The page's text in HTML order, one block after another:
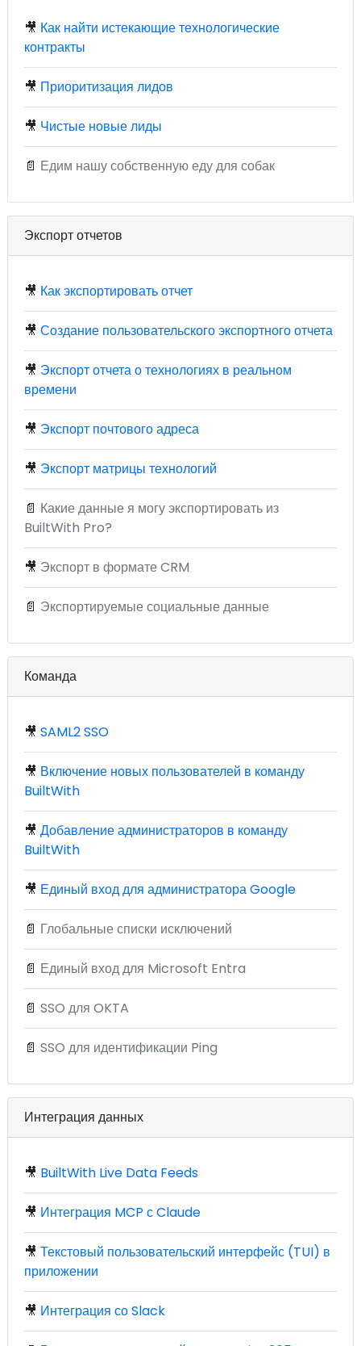
🎥 Как найти истекающие технологические
контракты
🎥 Приоритизация лидов
🎥 Чистые новые лиды
📄 Едим нашу собственную еду для собак
Экспорт отчетов
🎥 Как экспортировать отчет
🎥 Создание пользовательского экспортного отчета
🎥 Экспорт отчета о технологиях в реальном
времени
🎥 Экспорт почтового адреса
🎥 Экспорт матрицы технологий
📄 Какие данные я могу экспортировать из
BuiltWith Pro?
🎥 Экспорт в формате CRM
📄 Экспортируемые социальные данные
Команда
🎥 SAML2 SSO
🎥 Включение новых пользователей в команду
BuiltWith
🎥 Добавление администраторов в команду
BuiltWith
🎥 Единый вход для администратора Google
📄 Глобальные списки исключений
📄 Единый вход для Microsoft Entra
📄 SSO для OKTA
📄 SSO для идентификации Ping
Интеграция данных
🎥 BuiltWith Live Data Feeds
🎥 Интеграция MCP с Claude
🎥 Текстовый пользовательский интерфейс (TUI) в
приложении
🎥 Интеграция со Slack